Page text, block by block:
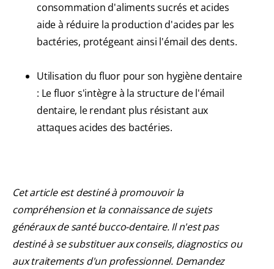
consommation d'aliments sucrés et acides
aide à réduire la production d'acides par les
bactéries, protégeant ainsi l'émail des dents.
Utilisation du fluor pour son hygiène dentaire
: Le fluor s'intègre à la structure de l'émail
dentaire, le rendant plus résistant aux
attaques acides des bactéries.
Cet article est destiné à promouvoir la
compréhension et la connaissance de sujets
généraux de santé bucco-dentaire. Il n'est pas
destiné à se substituer aux conseils, diagnostics ou
aux traitements d'un professionnel. Demandez